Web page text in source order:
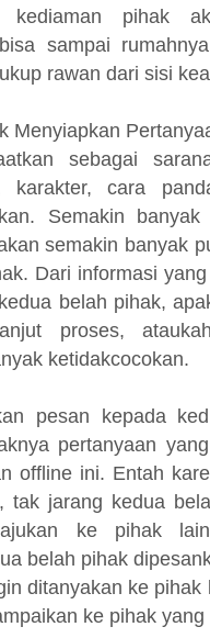
kediaman pihak
sampai
rawan dari sisi
Menyiapkan
sebagai
cara
Semakin
semakin banyak
Dari informasi
belah pihak,
proses,
ketidakcocokan.
pesan kepada
pertanyaan
offline ini. Entah
tak jarang kedua
ke pihak
belah pihak
ditanyakan ke
ke pihak yang